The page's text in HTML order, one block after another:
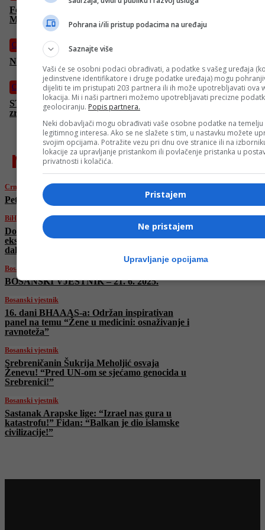
Federalna uprava policije preuzela istragu o ubistvu Dženana
Memića
Crna hronika
Nesreća u Tuzli, povrijeđena tri pješaka
Crna hronika
STRAVIČNA NESREĆA u Brazilu! Zapalio se balon na vrući
zrak, poginulo osam osoba
najnovije
Crna hronika
Pet osoba povrijeđeno u sudaru kod Kalesije
BiH
Dodik napao članove SDS-a, stigao mu
ekspresan odgovor: “Opasnost si ti sa svojim
dahijama”
Bosanski vjestnik
BOSANSKI VJESTNIK – 21. 6. 2025.
Bosanski vjestnik
16. dani BHAAAS-a: Održan inspirativan
panel na temu “Žene u medicini: osnaživanje i
ravnoteža”
Bosanski vjestnik
Srebreničanin Šukrija Meholjić osvaja
Ženevu! “Pred UN-om se sjećamo genocida u
Srebrenici!”
Bosanski vjestnik
Sastanak Arapske lige: “Izrael nas gura u
katastrofu!” Fidan: “Balkan je dio islamske
civilizacije!”
Pohrana i/ili pristup podacima na uređaju
Saznajte više
Vaši će se osobni podaci obrađivati, a podatke s vašeg uređaja
jedinstvene identifikatore i druge podatke uređaja) mogu
dijeliti te im pristupati 203 partnera ili ih može upotrebljavati ova
lokacija. Mi i naši partneri možemo upotrebljavati precizne
geolociranju. Popis partnera.
Neki dobavljači mogu obrađivati vaše osobne podatke na temelju
legitimnog interesa. Ako se ne slažete s tim, u nastavku možete
svojim opcijama. Potražite vezu pri dnu ove stranice ili na
lokacije za upravljanje pristankom ili povlačenje pristanka u
privatnosti i kolačića.
Pristajem
Ne pristajem
Upravljanje opcijama